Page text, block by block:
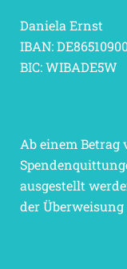
Daniela Ernst
IBAN:
BIC: WIBADE5W
Ab einem Betrag
ausgestellt
der